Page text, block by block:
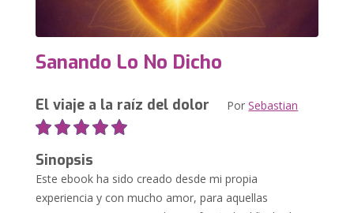
Sanando Lo No Dicho
El viaje a la raíz del dolor PorSebastian
Sinopsis
Este ebook ha sido creado desde mi propia
experiencia y con mucho amor, para aquellas